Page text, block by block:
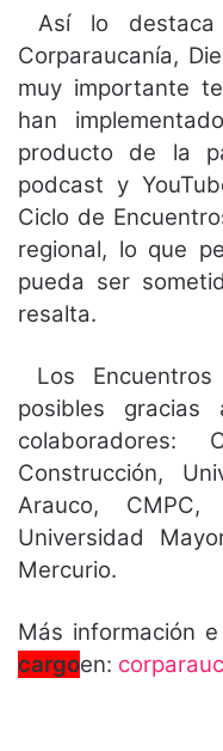
Así lo
Corparaucanía,
muy importante
han
producto de la
podcast y
Ciclo de
regional, lo que
pueda ser
resalta.
Los
posibles
Construcción,
Arauco, CMPC,
Universidad
Mercurio.
Más información e
cargoen: